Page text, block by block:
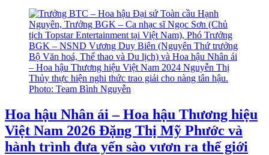
Hoa hậu Nhân ái – Hoa hậu Thương hiệu
Việt Nam 2026 Đặng Thị Mỹ Phước và
hành trình đưa yến sào vươn ra thế giới